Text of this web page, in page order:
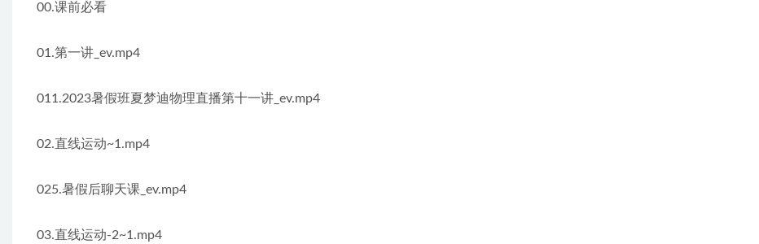
00.课前必看
01.第一讲_ev.mp4
011.2023暑假班夏梦迪物理直播第十一讲_ev.mp4
02.直线运动~1.mp4
025.暑假后聊天课_ev.mp4
03.直线运动-2~1.mp4